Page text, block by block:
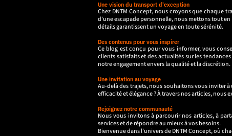
Une vision du transport d'exception
Chez DNTM Concept, nous croyons que chaque
d'une escapade personnelle, nous mettons tout
détails garantissent un voyage en toute sérénité.
Des contenus pour vous inspirer
Ce blog est conçu pour vous informer, vous
clients satisfaits et des actualités sur les
notre engagement envers la qualité et la discrétion.
Une invitation au voyage
Au-delà des trajets, nous souhaitons vous inviter
efficacité et élégance ? À travers nos articles,
Rejoignez notre communauté
Nous vous invitons à parcourir nos articles, à
services et de répondre au mieux à vos besoins.
Bienvenue dans l'univers de DNTM Concept, où